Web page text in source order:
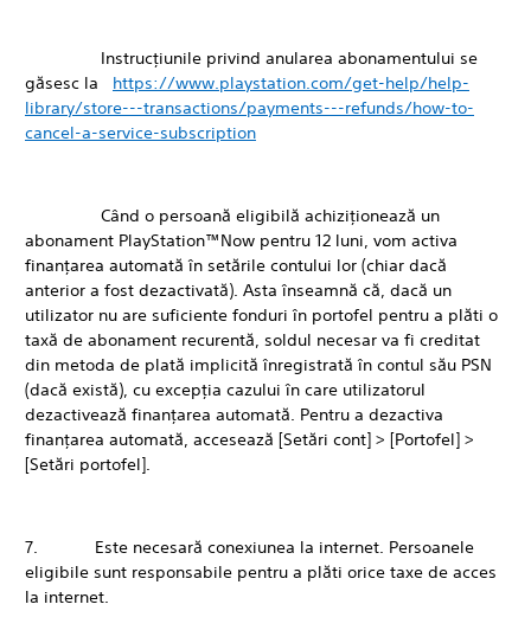
Instrucţiunile privind anularea abonamentului se
găsesc la https://www.playstation.com/get-help/help-
library/store---transactions/payments---refunds/how-to-
cancel-a-service-subscription
Când o persoană eligibilă achiziţionează un
abonament PlayStation™Now pentru 12 luni, vom activa
finanţarea automată în setările contului lor (chiar dacă
anterior a fost dezactivată). Asta înseamnă că, dacă un
utilizator nu are suficiente fonduri în portofel pentru a plăti o
taxă de abonament recurentă, soldul necesar va fi creditat
din metoda de plată implicită înregistrată în contul său PSN
(dacă există), cu excepţia cazului în care utilizatorul
dezactivează finanţarea automată. Pentru a dezactiva
finanţarea automată, accesează [Setări cont] > [Portofel] >
[Setări portofel].
7. Este necesară conexiunea la internet. Persoanele
eligibile sunt responsabile pentru a plăti orice taxe de acces
la internet.